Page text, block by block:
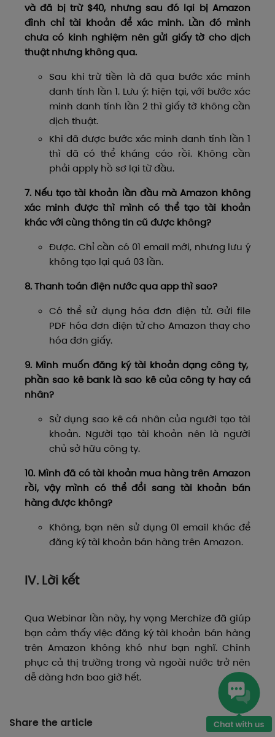
và đã bị trừ $40, nhưng sau đó lại bị Amazon
đình chỉ tài khoản để xác minh. Lần đó mình
chưa có kinh nghiệm nên gửi giấy tờ cho dịch
thuật nhưng không qua.
Sau khi trừ tiền là đã qua bước xác minh
danh tính lần 1. Lưu ý: hiện tại, với bước xác
minh danh tính lần 2 thì giấy tờ không cần
dịch thuật.
Khi đã được bước xác minh danh tính lần 1
thì đã có thể kháng cáo rồi. Không cần
phải apply hồ sơ lại từ đầu.
7. Nếu tạo tài khoản lần đầu mà Amazon không
xác minh được thì mình có thể tạo tài khoản
khác với cùng thông tin cũ được không?
Được. Chỉ cần có 01 email mới, nhưng lưu ý
không tạo lại quá 03 lần.
8. Thanh toán điện nước qua app thì sao?
Có thể sử dụng hóa đơn điện tử. Gửi file
PDF hóa đơn điện tử cho Amazon thay cho
hóa đơn giấy.
9. Mình muốn đăng ký tài khoản dạng công ty,
phần sao kê bank là sao kê của công ty hay cá
nhân?
Sử dụng sao kê cá nhân của người tạo tài
khoản. Người tạo tài khoản nên là người
chủ sở hữu công ty.
10. Mình đã có tài khoản mua hàng trên Amazon
rồi, vậy mình có thể đổi sang tài khoản bán
hàng được không?
Không, bạn nên sử dụng 01 email khác để
đăng ký tài khoản bán hàng trên Amazon.
IV. Lời kết
Qua Webinar lần này, hy vọng Merchize đã giúp
bạn cảm thấy việc đăng ký tài khoản bán hàng
trên Amazon không khó như bạn nghĩ. Chinh
phục cả thị trường trong và ngoài nước trở nên
dễ dàng hơn bao giờ hết.
Share the article